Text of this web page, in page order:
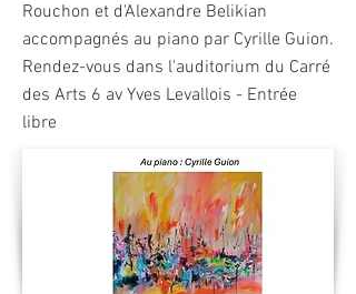
Rouchon et d'Alexandre Belikian
accompagnés au piano par Cyrille Guion.
Rendez-vous dans l'auditorium du Carré
des Arts 6 av Yves Levallois - Entrée
libre